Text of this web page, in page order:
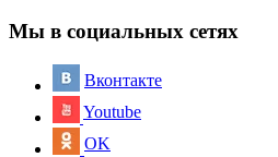
Мы в социальных сетях
Вконтакте
Youtube
OK